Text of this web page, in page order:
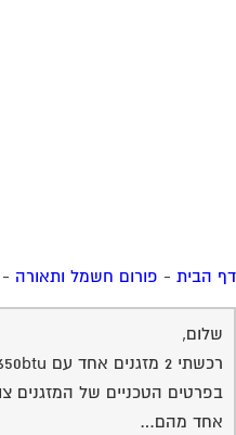
הבית-פורום חשמל ותאורה-
שלום,
רכשתי 2 מזגנים אחד עם 13650btu ואחד עם 12650btu.
אחד מהם…